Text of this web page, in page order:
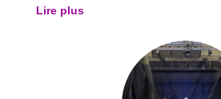
d’émotion, et surtout porteur d’un
Lire plus